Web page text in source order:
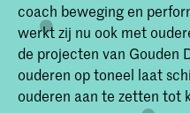
coach beweging en
werkt zij nu ook met
de projecten van Gouden
ouderen op toneel laat
ouderen aan te zetten tot